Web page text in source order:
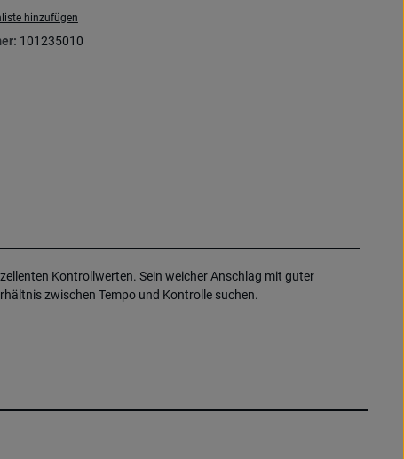
hinzufügen
101235010
Kontrollwerten. Sein weicher Anschlag mit guter
zwischen Tempo und Kontrolle suchen.